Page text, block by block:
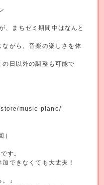
、まちゼミ期間中はなんと
がら、音楽の楽しさを体
日以外の調整も可能で
music-piano/
）
す。
できなくても大丈夫！
」